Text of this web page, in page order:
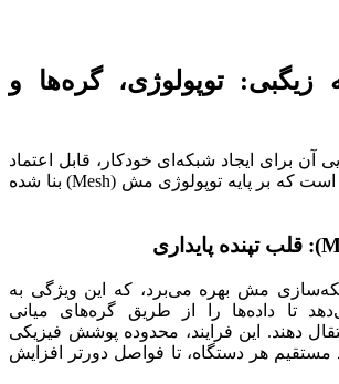
زیگبی: توپولوژی، گره‌ها و
آن برای ایجاد شبکه‌ای خودکار، قابل اعتماد
و گسترش‌پذیر نهفته است که بر پایه توپولوژی مش (Mesh) بنا شده
مش بهره می‌برد، که این ویژگی به
تا داده‌ها را از طریق گره‌های میانی
دهند. این فرایند، محدوده پوشش فیزیکی
مستقیم هر دستگاه، تا فواصل دورتر افزایش